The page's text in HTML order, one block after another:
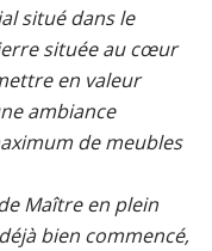
situé dans le
située au cœur
en valeur
ambiance
de meubles
Maître en plein
bien commencé,